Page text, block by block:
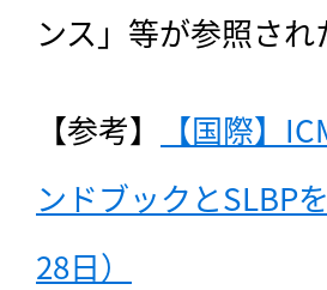
ンス」等が参照され
【参考】
【国際】
ンドブックとSLBP
28日）